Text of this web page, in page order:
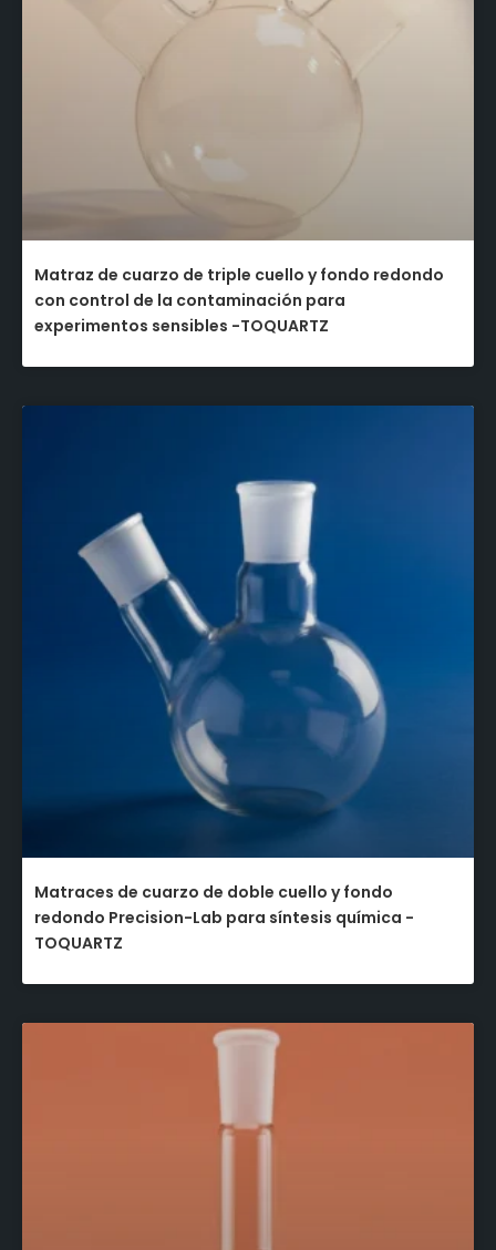
Matraz de cuarzo de triple cuello y fondo redondo
con control de la contaminación para
experimentos sensibles -TOQUARTZ
Matraces de cuarzo de doble cuello y fondo
redondo Precision-Lab para síntesis química -
TOQUARTZ